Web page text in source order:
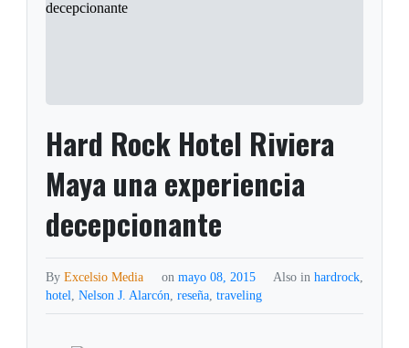
Hard Rock Hotel Riviera
Maya una experiencia
decepcionante
ByExcelsio Media on mayo 08, 2015 Also in hardrock,
hotel,Nelson J. Alarcón,reseña,traveling